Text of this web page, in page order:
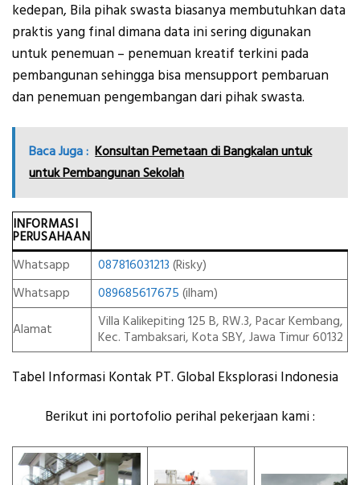
kedepan, Bila pihak swasta biasanya membutuhkan data
praktis yang final dimana data ini sering digunakan
untuk penemuan – penemuan kreatif terkini pada
pembangunan sehingga bisa mensupport pembaruan
dan penemuan pengembangan dari pihak swasta.
Baca Juga : Konsultan Pemetaan di Bangkalan untuk
untuk Pembangunan Sekolah
INFORMASI
PERUSAHAAN
Whatsapp
087816031213 (Risky)
Whatsapp
089685617675 (ilham)
Alamat
Villa Kalikepiting 125 B, RW.3, Pacar Kembang,
Kec. Tambaksari, Kota SBY, Jawa Timur 60132
Tabel Informasi Kontak PT. Global Eksplorasi Indonesia
Berikut ini portofolio perihal pekerjaan kami :